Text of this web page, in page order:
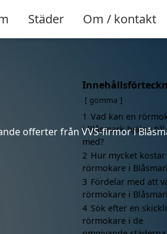
Städer Om / kontakt
offerter från VVS-firmor i
gömma
1 Vad kan en
i Blåsmark hjälpa till
med?
2 Hur mycket kostar
rörmokare i
3 Fördelar med att
rörmokare i
4 Sök efter en
rörmokare i de